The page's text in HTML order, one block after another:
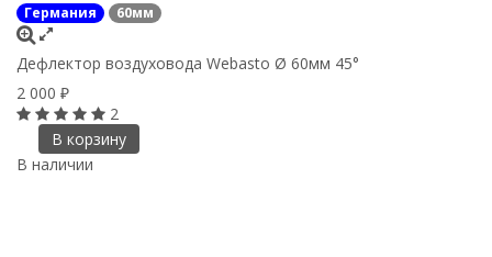
Германия 60мм
Дефлектор воздуховода Webasto Ø 60мм 45°
2 000 ₽
2
В корзину
В наличии